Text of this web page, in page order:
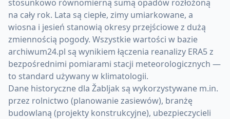
stosunkowo równomierną sumą opadów rozłożoną
na cały rok. Lata są ciepłe, zimy umiarkowane, a
wiosna i jesień stanowią okresy przejściowe z dużą
zmiennością pogody. Wszystkie wartości w bazie
archiwum24.pl są wynikiem łączenia reanalizy ERA5 z
bezpośrednimi pomiarami stacji meteorologicznych —
to standard używany w klimatologii.
Dane historyczne dla Žabljak są wykorzystywane m.in.
przez rolnictwo (planowanie zasiewów), branżę
budowlaną (projekty konstrukcyjne), ubezpieczycieli